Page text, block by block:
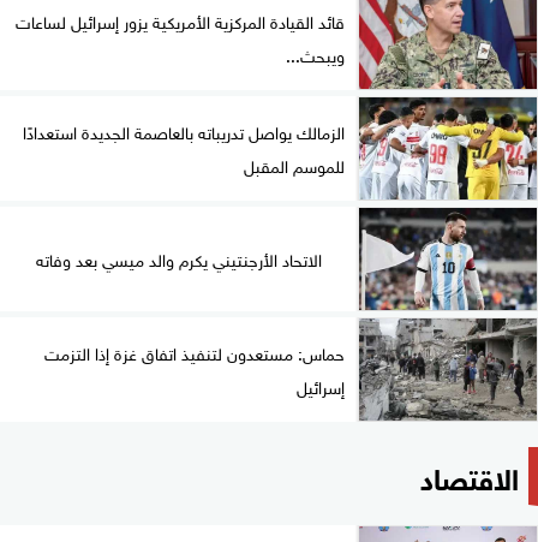
قائد القيادة المركزية الأمريكية يزور إسرائيل لساعات
ويبحث...
الزمالك يواصل تدريباته بالعاصمة الجديدة استعدادًا
للموسم المقبل
الاتحاد الأرجنتيني يكرم والد ميسي بعد وفاته
حماس: مستعدون لتنفيذ اتفاق غزة إذا التزمت
إسرائيل
الاقتصاد